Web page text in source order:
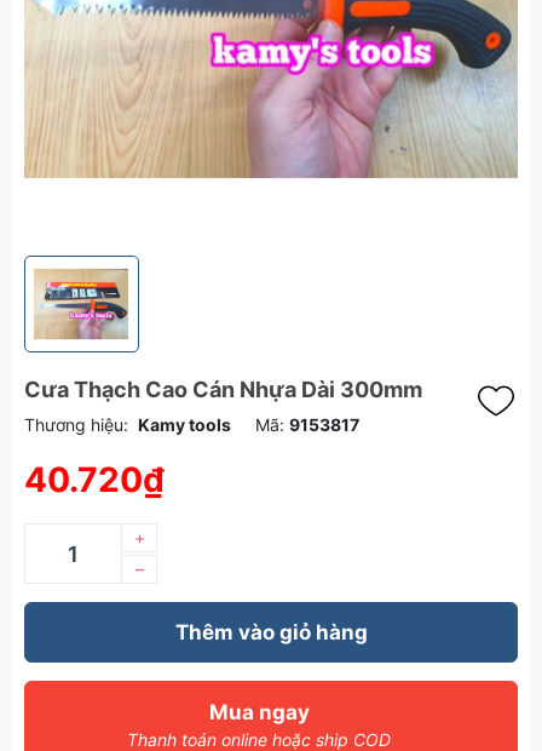
Cưa Thạch Cao Cán Nhựa Dài 300mm
Thương hiệu: Kamy tools Mã: 9153817
40.720₫
–
+
Thêm vào giỏ hàng
Mua ngay
Thanh toán online hoặc ship COD